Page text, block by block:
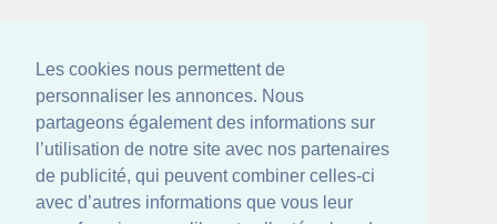
Les cookies nous permettent de
personnaliser les annonces. Nous
partageons également des informations sur
l’utilisation de notre site avec nos partenaires
de publicité, qui peuvent combiner celles-ci
avec d’autres informations que vous leur